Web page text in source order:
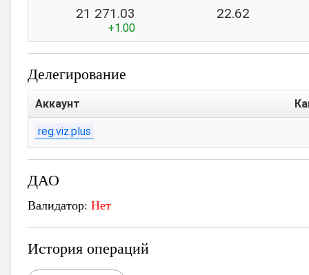
21 271.03
+1.00
22.62
Делегирование
Аккаунт
reg.viz.plus
ДАО
Валидатор: Нет
История операций